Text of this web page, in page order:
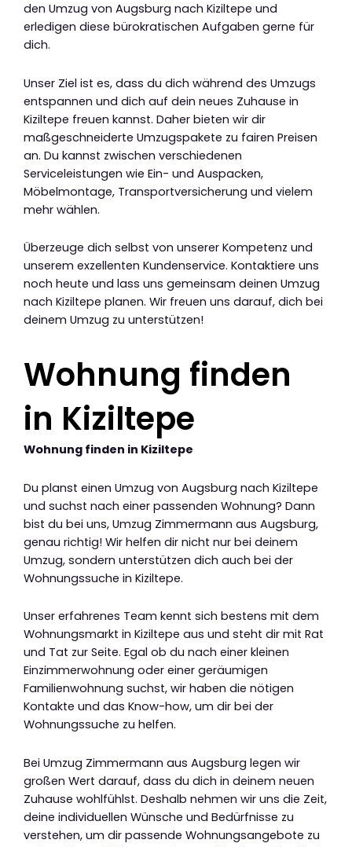
den Umzug von Augsburg nach Kiziltepe und
erledigen diese bürokratischen Aufgaben gerne für
dich.
Unser Ziel ist es, dass du dich während des Umzugs
entspannen und dich auf dein neues Zuhause in
Kiziltepe freuen kannst. Daher bieten wir dir
maßgeschneiderte Umzugspakete zu fairen Preisen
an. Du kannst zwischen verschiedenen
Serviceleistungen wie Ein- und Auspacken,
Möbelmontage, Transportversicherung und vielem
mehr wählen.
Überzeuge dich selbst von unserer Kompetenz und
unserem exzellenten Kundenservice. Kontaktiere uns
noch heute und lass uns gemeinsam deinen Umzug
nach Kiziltepe planen. Wir freuen uns darauf, dich bei
deinem Umzug zu unterstützen!
Wohnung finden
in Kiziltepe
Wohnung finden in Kiziltepe
Du planst einen Umzug von Augsburg nach Kiziltepe
und suchst nach einer passenden Wohnung? Dann
bist du bei uns, Umzug Zimmermann aus Augsburg,
genau richtig! Wir helfen dir nicht nur bei deinem
Umzug, sondern unterstützen dich auch bei der
Wohnungssuche in Kiziltepe.
Unser erfahrenes Team kennt sich bestens mit dem
Wohnungsmarkt in Kiziltepe aus und steht dir mit Rat
und Tat zur Seite. Egal ob du nach einer kleinen
Einzimmerwohnung oder einer geräumigen
Familienwohnung suchst, wir haben die nötigen
Kontakte und das Know-how, um dir bei der
Wohnungssuche zu helfen.
Bei Umzug Zimmermann aus Augsburg legen wir
großen Wert darauf, dass du dich in deinem neuen
Zuhause wohlfühlst. Deshalb nehmen wir uns die Zeit,
deine individuellen Wünsche und Bedürfnisse zu
verstehen, um dir passende Wohnungsangebote zu